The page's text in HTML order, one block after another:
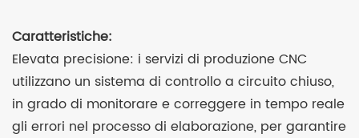
Caratteristiche:
Elevata precisione: i servizi di produzione CNC
utilizzano un sistema di controllo a circuito chiuso,
in grado di monitorare e correggere in tempo reale
gli errori nel processo di elaborazione, per garantire